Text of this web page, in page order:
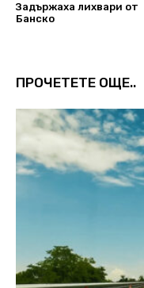
Задържаха лихвари от
Банско
ПРОЧЕТЕТЕ ОЩЕ..